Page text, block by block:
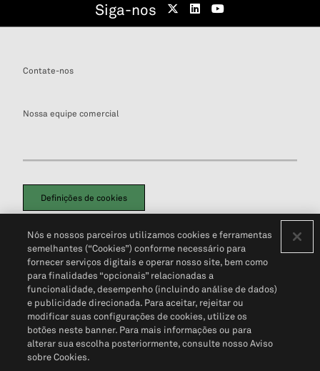
Siga-nos
Contate-nos
Nossa equipe comercial
Definições de cookies
Política de PrivacidadePortal de privacidade do cliente (em inglês)
Não Venda Minhas Informações Pessoais© 2026 S&P Global
Nós e nossos parceiros utilizamos cookies e ferramentas
semelhantes (“Cookies”) conforme necessário para
fornecer serviços digitais e operar nosso site, bem como
para finalidades “opcionais” relacionadas a
funcionalidade, desempenho (incluindo análise de dados)
e publicidade direcionada. Para aceitar, rejeitar ou
modificar suas configurações de cookies, utilize os
botões neste banner. Para mais informações ou para
alterar sua escolha posteriormente, consulte nosso Aviso
sobre Cookies.